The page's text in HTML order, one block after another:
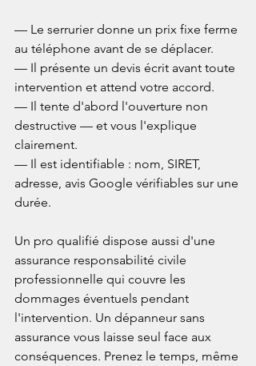
— Le serrurier donne un prix fixe ferme
au téléphone avant de se déplacer.
— Il présente un devis écrit avant toute
intervention et attend votre accord.
— Il tente d'abord l'ouverture non
destructive — et vous l'explique
clairement.
— Il est identifiable : nom, SIRET,
adresse, avis Google vérifiables sur une
durée.
Un pro qualifié dispose aussi d'une
assurance responsabilité civile
professionnelle qui couvre les
dommages éventuels pendant
l'intervention. Un dépanneur sans
assurance vous laisse seul face aux
conséquences. Prenez le temps, même